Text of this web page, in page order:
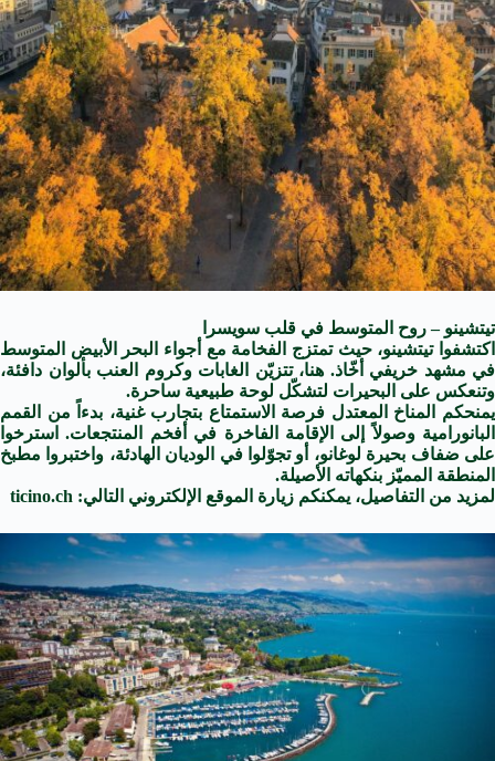
تيتشينو – روح المتوسط في قلب سويسرا
اكتشفوا تيتشينو، حيث تمتزج الفخامة مع أجواء البحر الأبيض المتوسط
في مشهد خريفي أخّاذ. هنا، تتزيّن الغابات وكروم العنب بألوان دافئة،
وتنعكس على البحيرات لتشكّل لوحة طبيعية ساحرة.
يمنحكم المناخ المعتدل فرصة الاستمتاع بتجارب غنية، بدءاً من القمم
البانورامية وصولاً إلى الإقامة الفاخرة في أفخم المنتجعات. استرخوا
على ضفاف بحيرة لوغانو، أو تجوّلوا في الوديان الهادئة، واختبروا مطبخ
المنطقة المميّز بنكهاته الأصيلة.
لمزيد من التفاصيل، يمكنكم زيارة الموقع الإلكتروني التالي: ticino.ch